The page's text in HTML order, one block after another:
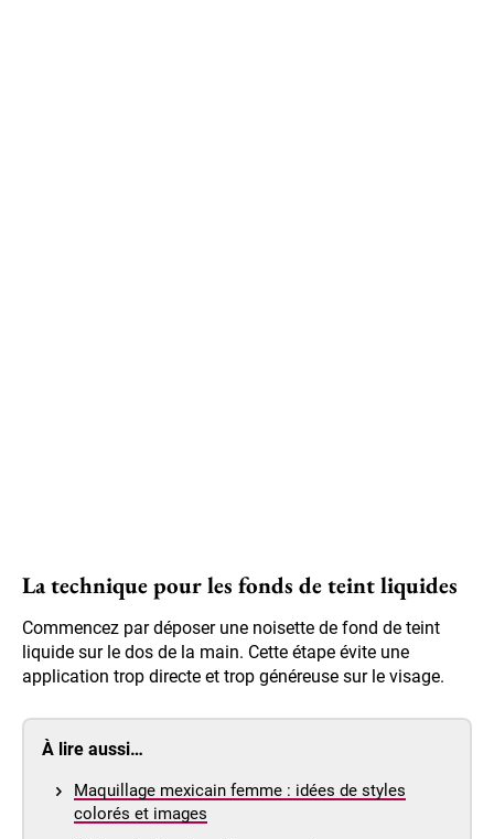
La technique pour les fonds de teint liquides
Commencez par déposer une noisette de fond de teint
liquide sur le dos de la main. Cette étape évite une
application trop directe et trop généreuse sur le visage.
À lire aussi…
Maquillage mexicain femme : idées de styles
colorés et images